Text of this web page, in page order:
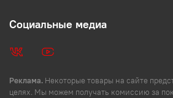
Социальные медиа
Реклама. Некоторые товары на сайте
целях. Мы можем получать комиссию за